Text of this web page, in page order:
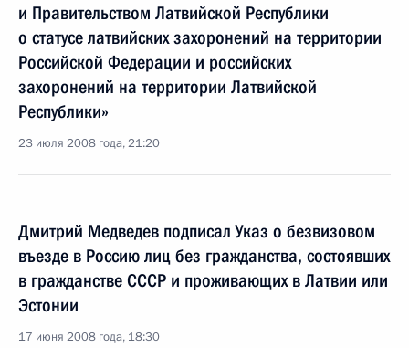
и Правительством Латвийской Республики
о статусе латвийских захоронений на территории
Российской Федерации и российских
захоронений на территории Латвийской
Республики»
23 июля 2008 года, 21:20
Дмитрий Медведев подписал Указ о безвизовом
въезде в Россию лиц без гражданства, состоявших
в гражданстве СССР и проживающих в Латвии или
Эстонии
17 июня 2008 года, 18:30